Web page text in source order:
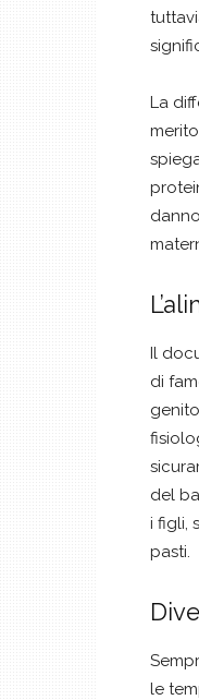
La
Il
di
del
i figli,
pasti.
le